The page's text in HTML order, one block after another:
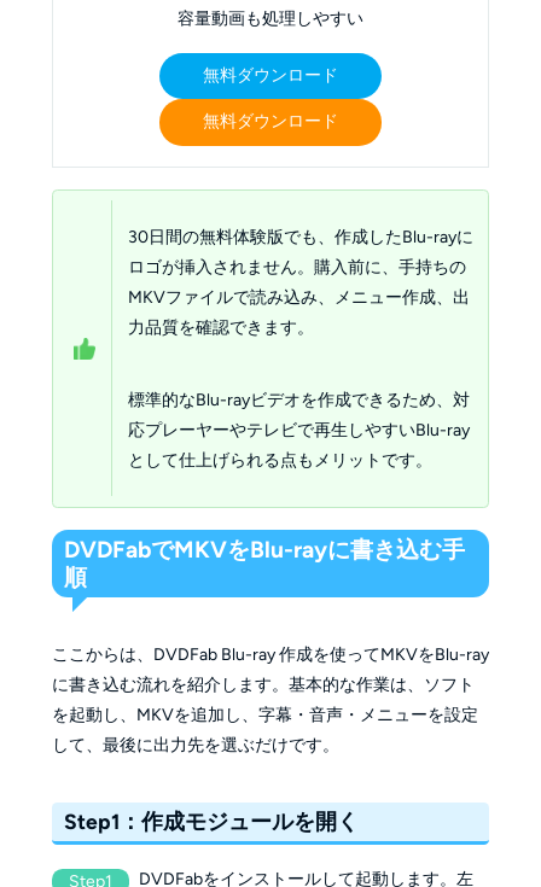
容量動画も処理しやすい
無料ダウンロード
無料ダウンロード
30日間の無料体験版でも、作成したBlu-rayに
ロゴが挿入されません。購入前に、手持ちの
MKVファイルで読み込み、メニュー作成、出
力品質を確認できます。
標準的なBlu-rayビデオを作成できるため、対
応プレーヤーやテレビで再生しやすいBlu-ray
として仕上げられる点もメリットです。
DVDFabでMKVをBlu-rayに書き込む手
順
ここからは、DVDFab Blu-ray 作成を使ってMKVをBlu-ray
に書き込む流れを紹介します。基本的な作業は、ソフト
を起動し、MKVを追加し、字幕・音声・メニューを設定
して、最後に出力先を選ぶだけです。
Step1：作成モジュールを開く
Step1 DVDFabをインストールして起動します。左